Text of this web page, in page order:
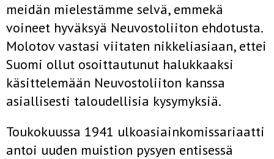
meidän mielestämme selvä, emmekä
voineet hyväksyä Neuvostoliiton ehdo­tusta.
Molotov vastasi viitaten nikkeliasiaan, ettei
Suomi ollut osoit­tautunut halukkaaksi
käsittelemään Neuvostoliiton kanssa
asiallisesti taloudellisia kysymyksiä.
Toukokuussa 1941 ulkoasiainkomissariaatti
antoi uuden muistion pysyen entisessä